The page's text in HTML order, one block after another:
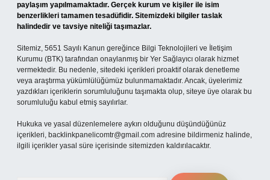
paylaşım yapılmamaktadır. Gerçek kurum ve kişiler ile isim
benzerlikleri tamamen tesadüfidir. Sitemizdeki bilgiler taslak
halindedir ve tavsiye niteliği taşımazlar.
Sitemiz, 5651 Sayılı Kanun gereğince Bilgi Teknolojileri ve İletişim
Kurumu (BTK) tarafından onaylanmış bir Yer Sağlayıcı olarak hizmet
vermektedir. Bu nedenle, sitedeki içerikleri proaktif olarak denetleme
veya araştırma yükümlülüğümüz bulunmamaktadır. Ancak, üyelerimiz
yazdıkları içeriklerin sorumluluğunu taşımakta olup, siteye üye olarak bu
sorumluluğu kabul etmiş sayılırlar.
Hukuka ve yasal düzenlemelere aykırı olduğunu düşündüğünüz
içerikleri, backlinkpanelicomtr@gmail.com adresine bildirmeniz halinde,
ilgili içerikler yasal süre içerisinde sitemizden kaldırılacaktır.